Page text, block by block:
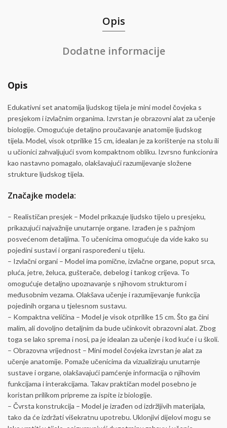
Opis
Dodatne informacije
Opis
Edukativni set anatomija ljudskog tijela je mini model čovjeka s
presjekom i izvlačnim organima. Izvrstan je obrazovni alat za učenje
biologije. Omogućuje detaljno proučavanje anatomije ljudskog
tijela. Model, visok otprilike 15 cm, idealan je za korištenje na stolu ili
u učionici zahvaljujući svom kompaktnom obliku. Izvrsno funkcionira
kao nastavno pomagalo, olakšavajući razumijevanje složene
strukture ljudskog tijela.
Značajke modela:
– Realističan presjek – Model prikazuje ljudsko tijelo u presjeku,
prikazujući najvažnije unutarnje organe. Izrađen je s pažnjom
posvećenom detaljima. To učenicima omogućuje da vide kako su
pojedini sustavi i organi raspoređeni u tijelu.
– Izvlačni organi – Model ima pomične, izvlačne organe, poput srca,
pluća, jetre, želuca, gušterače, debelog i tankog crijeva. To
omogućuje detaljno upoznavanje s njihovom strukturom i
međusobnim vezama. Olakšava učenje i razumijevanje funkcija
pojedinih organa u tjelesnom sustavu.
– Kompaktna veličina – Model je visok otprilike 15 cm. Što ga čini
malim, ali dovoljno detaljnim da bude učinkovit obrazovni alat. Zbog
toga se lako sprema i nosi, pa je idealan za učenje i kod kuće i u školi.
– Obrazovna vrijednost – Mini model čovjeka izvrstan je alat za
učenje anatomije. Pomaže učenicima da vizualiziraju unutarnje
sustave i organe, olakšavajući pamćenje informacija o njihovim
funkcijama i interakcijama. Takav praktičan model posebno je
koristan prilikom pripreme za ispite iz biologije.
– Čvrsta konstrukcija – Model je izrađen od izdržljivih materijala,
tako da će izdržati višekratnu upotrebu. Uklonjivi dijelovi mogu se